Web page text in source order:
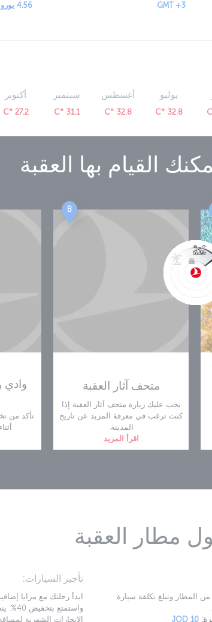
GMT +3
4.56 يورو
يوليو
32.8 °C
أغسطس
32.8 °C
سبتمبر
31.1 °C
أكتوبر
27.2 °C
القيام بها العقبة
B
متحف آثار العقبة
يجب عليك زيارة متحف آثار العقبة إذا
كنت ترغب في معرفة المزيد عن تاريخ
المدينة.
اقرأ المزيد
وادي
تأكد من
مطار العقبة
المطار وتبلغ تكلفة سيارة
JOD 10
تأجير السيارات:
الإيجارات الشهرية لمسافة 4,000